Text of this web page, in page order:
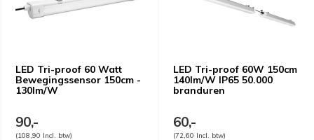
LED Tri-proof 60 Watt
Bewegingssensor 150cm -
130lm/W
90,-
(108,90 Incl. btw)
LED Tri-proof 60W 150cm
140lm/W IP65 50.000
branduren
60,-
(72,60 Incl. btw)